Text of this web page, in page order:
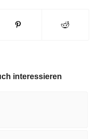
interessieren